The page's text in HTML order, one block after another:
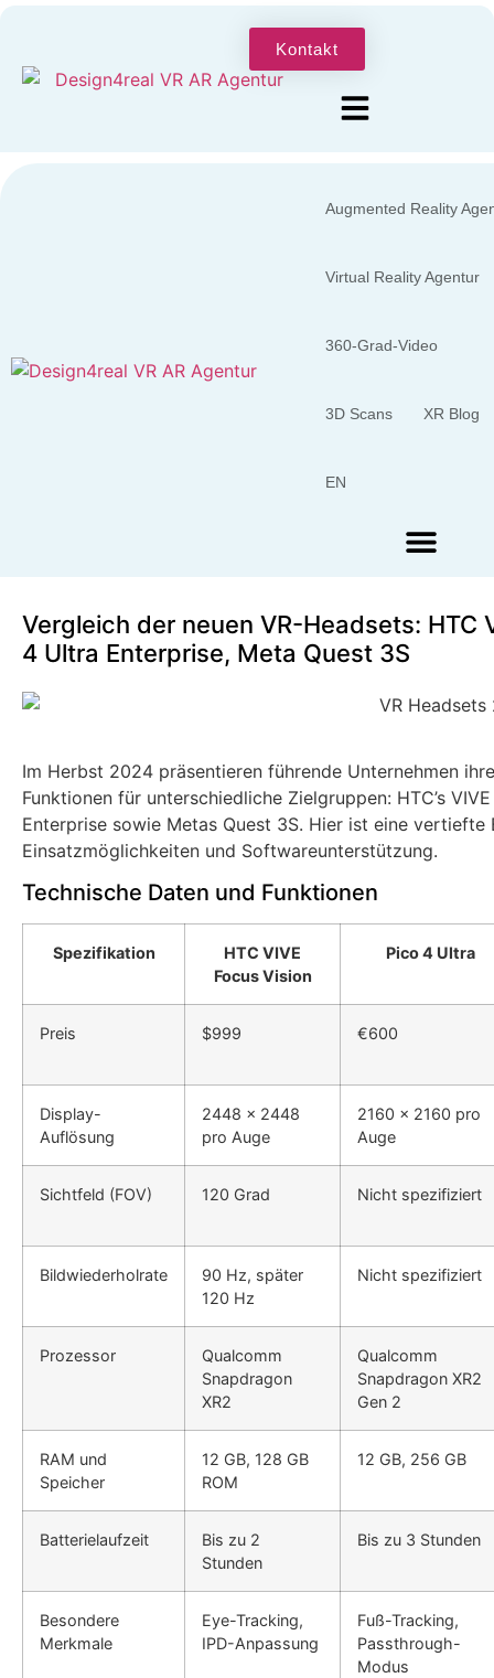
Kontakt
Augmented Reality
Virtual Reality Agentur
360-Grad-Video
3D Scans XR Blog
EN
Vergleich der neuen VR-Headsets: HTC
4 Ultra Enterprise, Meta Quest 3S
Im Herbst 2024 präsentieren führende Unternehmen
Funktionen für unterschiedliche Zielgruppen: HTC’s
Enterprise sowie Metas Quest 3S. Hier ist eine
Einsatzmöglichkeiten und Softwareunterstützung.
Technische Daten und Funktionen
Spezifikation
HTC VIVE
Focus Vision
Pico 4 Ultra
Preis $999 €600
Display-
Auflösung
2448 x 2448
pro Auge
2160 x 2160 pro
Auge
Sichtfeld (FOV) 120 Grad Nicht spezifiziert
Bildwiederholrate
90 Hz, später
120 Hz
Nicht spezifiziert
Prozessor
Qualcomm
Snapdragon
XR2
Qualcomm
Snapdragon XR2
Gen 2
RAM und
Speicher
12 GB, 128 GB
ROM
12 GB, 256 GB
Batterielaufzeit
Bis zu 2
Stunden
Bis zu 3 Stunden
Besondere
Merkmale
Eye-Tracking,
IPD-Anpassung
Fuß-Tracking,
Passthrough-
Modus